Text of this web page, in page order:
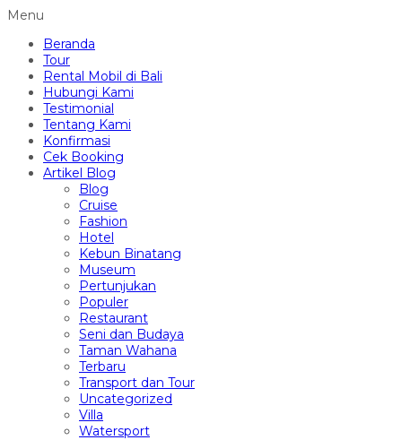
Menu
Beranda
Tour
Rental Mobil di Bali
Hubungi Kami
Testimonial
Tentang Kami
Konfirmasi
Cek Booking
Artikel Blog
Blog
Cruise
Fashion
Hotel
Kebun Binatang
Museum
Pertunjukan
Populer
Restaurant
Seni dan Budaya
Taman Wahana
Terbaru
Transport dan Tour
Uncategorized
Villa
Watersport